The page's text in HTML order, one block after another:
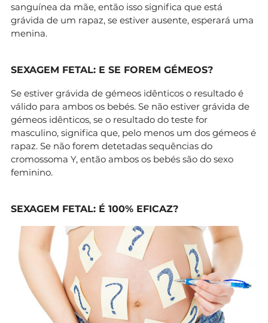
sanguínea da mãe, então isso significa que está
grávida de um rapaz, se estiver ausente, esperará uma
menina.
SEXAGEM FETAL: E SE FOREM GÉMEOS?
Se estiver grávida de gémeos idênticos o resultado é
válido para ambos os bebés. Se não estiver grávida de
gémeos idênticos, se o resultado do teste for
masculino, significa que, pelo menos um dos gémeos é
rapaz. Se não forem detetadas sequências do
cromossoma Y, então ambos os bebés são do sexo
feminino.
SEXAGEM FETAL: É 100% EFICAZ?